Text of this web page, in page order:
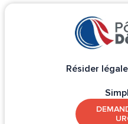
Résider